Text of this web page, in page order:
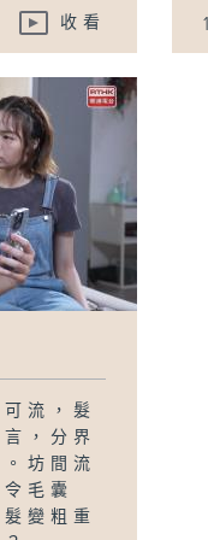
收看
流，髮
，分界
坊間流
毛囊
變粗重